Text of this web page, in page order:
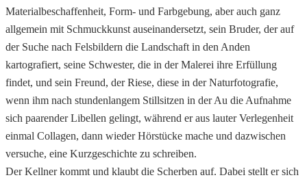
Materialbeschaffenheit, Form- und Farbgebung, aber auch ganz
allgemein mit Schmuckkunst auseinandersetzt, sein Bruder, der auf
der Suche nach Felsbildern die Landschaft in den Anden
kartografiert, seine Schwester, die in der Malerei ihre Erfüllung
findet, und sein Freund, der Riese, diese in der Naturfotografie,
wenn ihm nach stundenlangem Stillsitzen in der Au die Aufnahme
sich paarender Libellen gelingt, während er aus lauter Verlegenheit
einmal Collagen, dann wieder Hörstücke mache und dazwischen
versuche, eine Kurzgeschichte zu schreiben.
Der Kellner kommt und klaubt die Scherben auf. Dabei stellt er sich